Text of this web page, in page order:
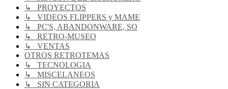
↳ PROYECTOS
↳ VIDEOS FLIPPERS y MAME
↳ PC'S, ABANDONWARE, SO
↳ RETRO-MUSEO
↳ VENTAS
OTROS RETROTEMAS
↳ TECNOLOGIA
↳ MISCELANEOS
↳ SIN CATEGORIA